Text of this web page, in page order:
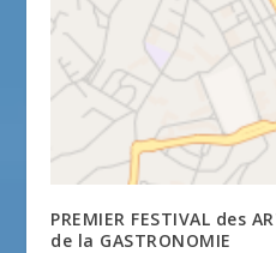
PREMIER FESTIVAL des
de la GASTRONOMIE